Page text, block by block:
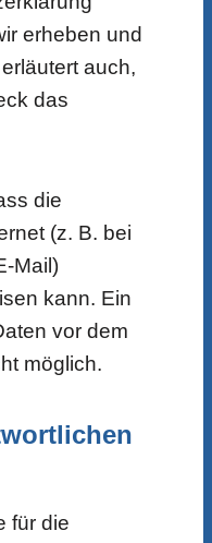
erheben und
auch,
das
die
(z. B. bei
Mail)
kann. Ein
vor dem
möglich.
für die